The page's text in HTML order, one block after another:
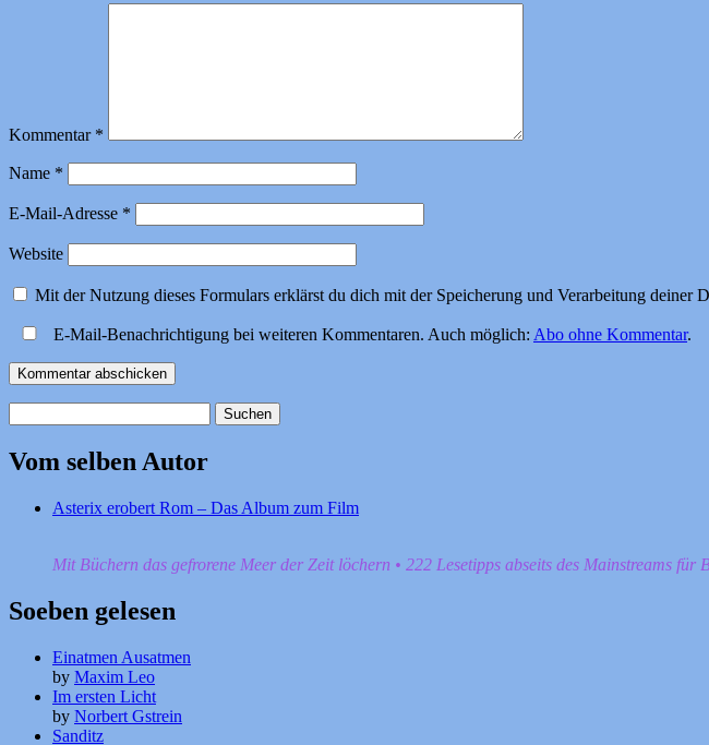
Kommentar *
Name *
E-Mail-Adresse *
Website
Mit der Nutzung dieses Formulars erklärst du dich mit der Speicherung und Verarbeitung deiner
E-Mail-Benachrichtigung bei weiteren Kommentaren. Auch möglich: Abo ohne Kommentar.
nach:
Vom selben Autor
Asterix erobert Rom – Das Album zum Film
Mit Büchern das gefrorene Meer der Zeit löchern • 222 Lesetipps abseits des Mainstreams
Soeben gelesen
Einatmen Ausatmen
by Maxim Leo
Im ersten Licht
by Norbert Gstrein
Sanditz